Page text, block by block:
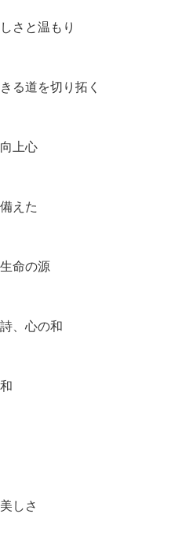
さと温もり
る道を切り拓く
上心
えた
命の源
、心の和
しさ